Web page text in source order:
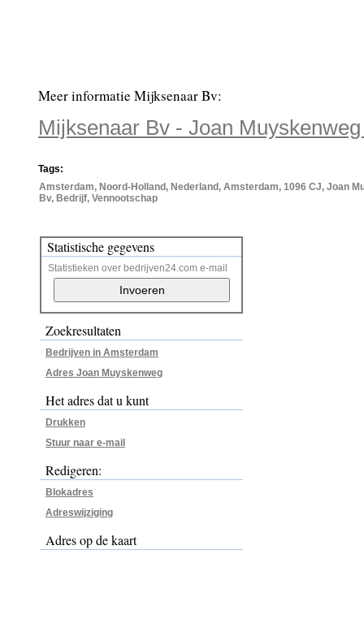
Meer informatie Mijksenaar Bv:
Mijksenaar Bv - Joan
Tags:
Amsterdam, Noord-Holland, Nederland, Amsterdam, 1096 CJ, Joan
Bv, Bedrijf, Vennootschap
Statistische gegevens
Statistieken over bedrijven24.com e-mail
Zoekresultaten
Bedrijven in Amsterdam
Adres Joan Muyskenweg
Het adres dat u kunt
Drukken
Stuur naar e-mail
Redigeren:
Blokadres
Adreswijziging
Adres op de kaart